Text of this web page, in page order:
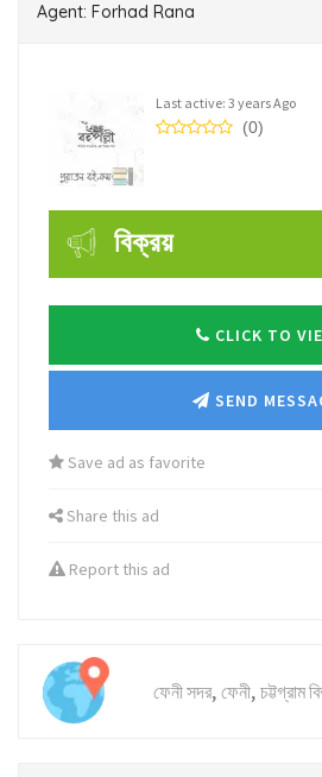
Agent: Forhad Rana
Last active: 3 years Ago
(0)
বিক্রয়
CLICK TO
SEND
Save ad as favorite
Share this ad
Report this ad
ফেনী সদর, ফেনী, চট্টগ্রাম